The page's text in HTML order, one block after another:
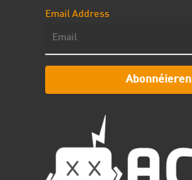
Email Address
Abonnéieren